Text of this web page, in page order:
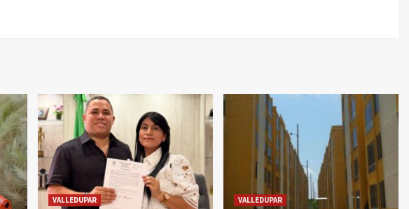
VALLEDUPAR VALLEDUPAR